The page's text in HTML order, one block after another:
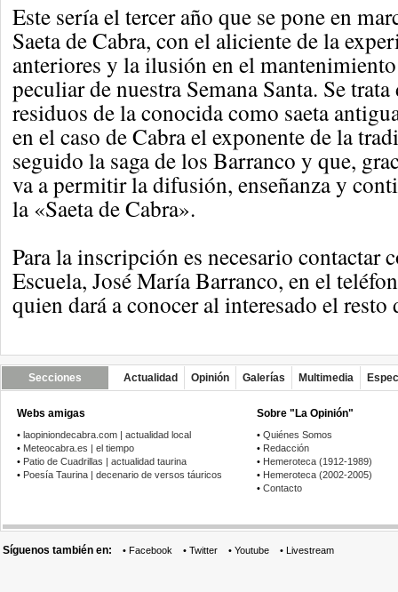
Este sería el tercer año que se pone en
Saeta de Cabra, con el aliciente de la
anteriores y la ilusión en el
peculiar de nuestra Semana Santa. Se
residuos de la conocida como saeta
en el caso de Cabra el exponente de la
seguido la saga de los Barranco y que,
va a permitir la difusión, enseñanza y
la «Saeta de Cabra».
Para la inscripción es necesario contactar
Escuela, José María Barranco, en el
quien dará a conocer al interesado el resto
Secciones Actualidad Opinión Galerías Multimedia
Webs amigas
• laopiniondecabra.com | actualidad local
• Meteocabra.es | el tiempo
• Patio de Cuadrillas | actualidad taurina
• Poesía Taurina | decenario de versos táuricos
Sobre "La Opinión"
• Quiénes Somos
• Redacción
• Hemeroteca (1912-1989)
• Hemeroteca (2002-2005)
• Contacto
Síguenos también en: • Facebook • Twitter • Youtube • Livestream